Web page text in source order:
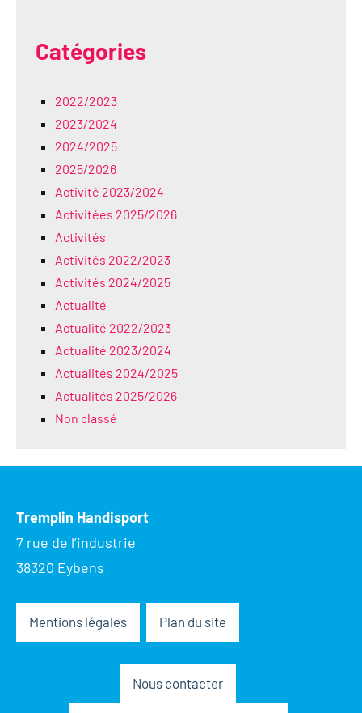
Catégories
2022/2023
2023/2024
2024/2025
2025/2026
Activité 2023/2024
Activitées 2025/2026
Activités
Activités 2022/2023
Activités 2024/2025
Actualité
Actualité 2022/2023
Actualité 2023/2024
Actualités 2024/2025
Actualités 2025/2026
Non classé
Tremplin Handisport
7 rue de l’industrie
38320 Eybens
Mentions légales Plan du site
Nous contacter